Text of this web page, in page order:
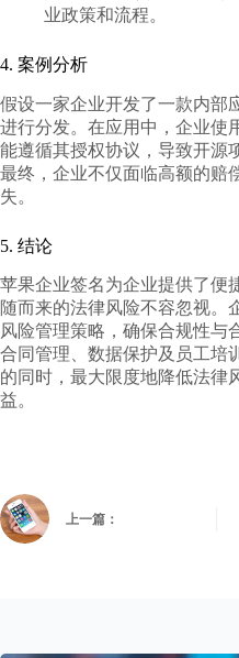
业政策和流程。
4. 案例分析
假设一家企业开发了一款内部
进行分发。在应用中，企业使
能遵循其授权协议，导致开源
最终，企业不仅面临高额的赔
失。
5. 结论
苹果企业签名为企业提供了便
随而来的法律风险不容忽视。
风险管理策略，确保合规性与
合同管理、数据保护及员工培
的同时，最大限度地降低法律
益。
上一篇：